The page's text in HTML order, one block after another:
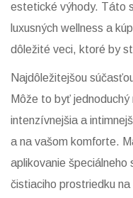
estetické výhody. Táto
luxusných wellness a
dôležité veci, ktoré by
Najdôležitejšou
Môže to byť
intenzívnejšia a
a na vašom komforte.
aplikovanie špeciálneho
čistiaciho prostriedku